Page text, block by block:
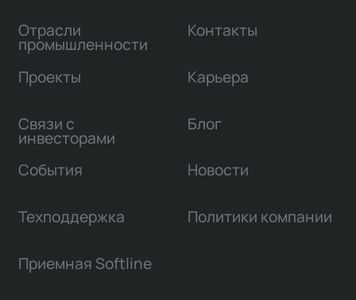
Отрасли
промышленности
Проекты
Связи с
инвесторами
Контакты
Карьера
Блог
События Новости
Техподдержка Политики компании
Приемная Softline